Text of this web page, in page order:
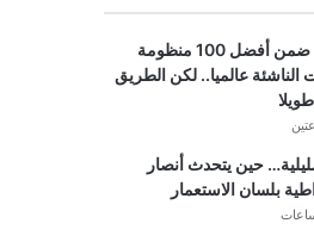
المغرب ضمن أفضل 100 منظومة
الناشئة عالميا.. لكن الطريق
حين يتحدث أنصار
بلسان الاستعمار